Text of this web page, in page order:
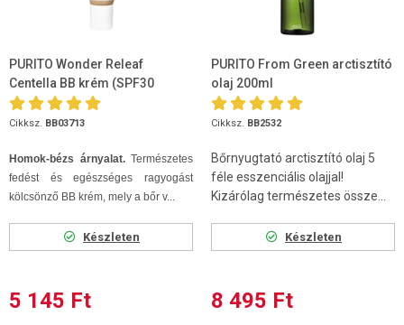
PURITO Wonder Releaf
Centella BB krém (SPF30
PA+++) #27 - Sand beige 30ml
Cikksz. BB03713
Homok-bézs árnyalat.Természetes
fedést és egészséges ragyogást
kölcsönző BB krém, mely a bőr v...
Készleten
5 145 Ft
PURITO From Green arctisztító
olaj 200ml
Cikksz. BB2532
Bőrnyugtató arctisztító olaj 5
féle esszenciális olajjal!
Kizárólag természetes össze...
Készleten
8 495 Ft